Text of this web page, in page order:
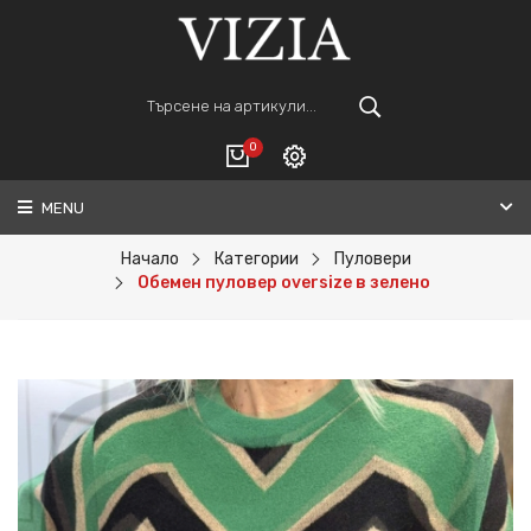
0
ВАШАТА КОЛИЧКА Е ПРАЗНА.
ПОРЪЧАЙ
Регистрация
MENU
Начало Категории
Пуловери
Обемен пуловер oversize в зелено